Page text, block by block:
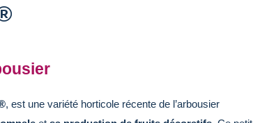
, est une variété horticole récente de l’arbousier